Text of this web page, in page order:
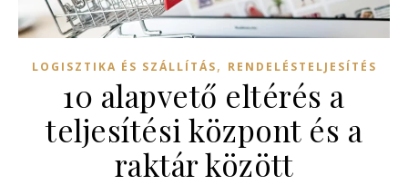
LOGISZTIKA ÉS SZÁLLÍTÁS, RENDELÉSTELJESÍTÉS
10 alapvető eltérés a
teljesítési központ és a
raktár között